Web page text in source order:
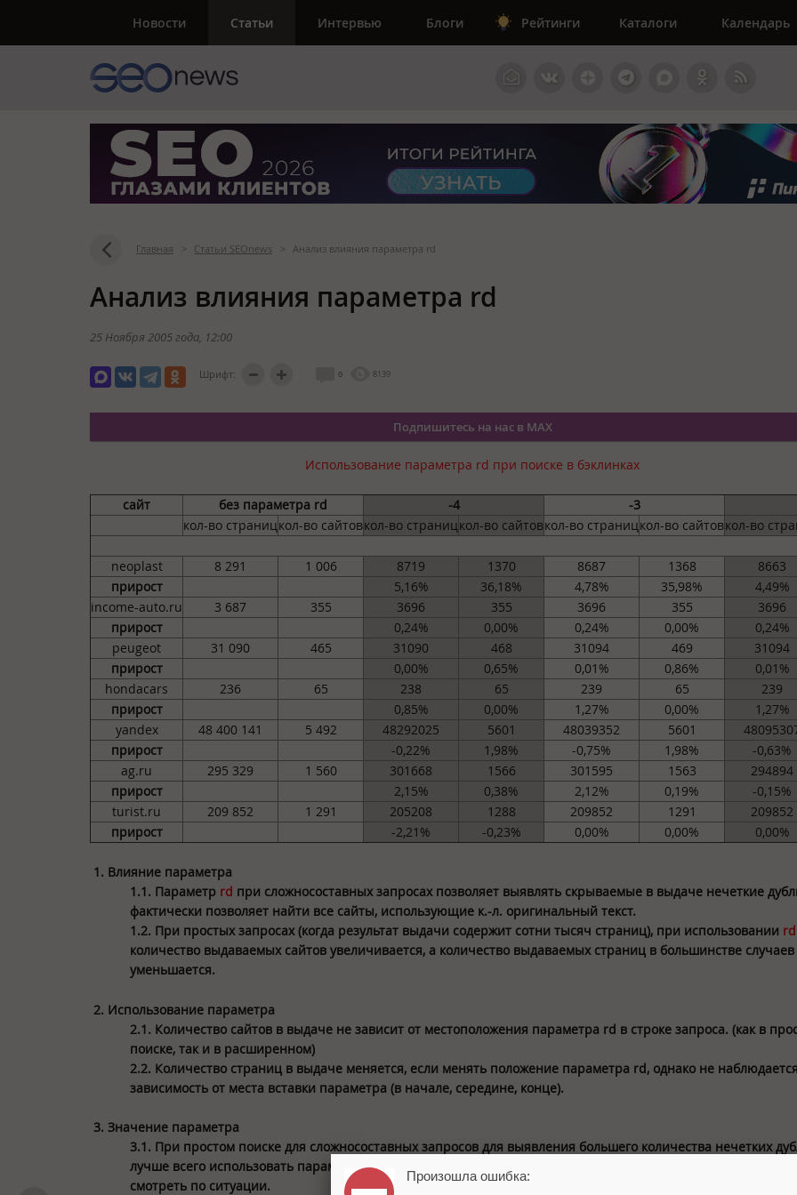
Новости Статьи Интервью Блоги Рейтинги Каталоги Календарь
Главная > Статьи SEOnews > Анализ влияния параметра rd
Анализ влияния параметра rd
25 Ноября 2005 года , 12:00
Шрифт: 0 8139
Подпишитесь на нас в MAX
Использование параметра rd при поиске в бэклинках
сайт без параметра rd -4 -3
кол-во страницкол-во сайтовкол-во страницкол-во сайтовкол-во страницкол-во сайтовкол-во
neoplast
8 291 1 006 8719 1370 8687 1368 8663
прирост
5,16% 36,18% 4,78% 35,98% 4,49%
income-auto.ru
3 687 355 3696 355 3696 355 3696
прирост
0,24% 0,00% 0,24% 0,00% 0,24%
peugeot
31 090 465 31090 468 31094 469 31094
прирост
0,00% 0,65% 0,01% 0,86% 0,01%
hondacars
236 65 238 65 239 65 239
прирост
0,85% 0,00% 1,27% 0,00% 1,27%
yandex
48 400 141 5 492 48292025 5601 48039352 5601
прирост
-0,22% 1,98% -0,75% 1,98% -0,63%
ag.ru
295 329 1 560 301668 1566 301595 1563 294894
прирост
2,15% 0,38% 2,12% 0,19% -0,15%
turist.ru
209 852 1 291 205208 1288 209852 1291 209852
прирост
-2,21% -0,23% 0,00% 0,00% 0,00%
Влияние параметра
1.1. Параметр rd при сложносоставных запросах позволяет выявлять скрываемые в выдаче нечеткие
фактически позволяет найти все сайты, использующие к.-л. оригинальный текст.
1.2. При простых запросах (когда результат выдачи содержит сотни тысяч страниц), при использовании rd
количество выдаваемых сайтов увеличивается, а количество выдаваемых страниц в большинстве случаев
уменьшается.
Использование параметра
2.1. Количество сайтов в выдаче не зависит от местоположения параметра rd в строке запроса. (как в
поиске, так и в расширенном)
2.2. Количество страниц в выдаче меняется, если менять положение параметра rd, однако не
зависимость от места вставки параметра (в начале, середине, конце).
Значение параметра
3.1. При простом поиске для сложносоставных запросов для выявления большего количества нечетких
лучше всего использовать параметр rd=0, rd=4, rd=. Не рекомендуется: rd=-1, -2, 2, 3. Для простых запросов -
смотреть по ситуации.
Произошла ошибка: